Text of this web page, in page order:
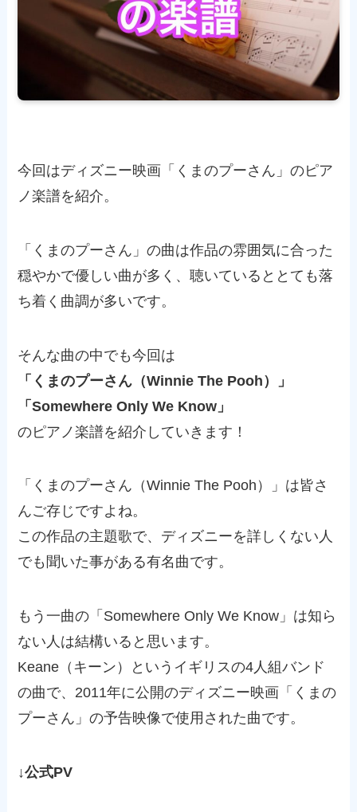
今回はディズニー映画「くまのプーさん」のピア
ノ楽譜を紹介。
「くまのプーさん」の曲は作品の雰囲気に合った
穏やかで優しい曲が多く、聴いているととても落
ち着く曲調が多いです。
そんな曲の中でも今回は
「くまのプーさん（Winnie The Pooh）」
「Somewhere Only We Know 」
のピアノ楽譜を紹介していきます！
「くまのプーさん（Winnie The Pooh）」は皆さ
んご存じですよね。
この作品の主題歌で、ディズニーを詳しくない人
でも聞いた事がある有名曲です。
もう一曲の「Somewhere Only We Know」は知ら
ない人は結構いると思います。
Keane（キーン）というイギリスの4人組バンド
の曲で、2011年に公開のディズニー映画「くまの
プーさん」の予告映像で使用された曲です。
↓公式PV